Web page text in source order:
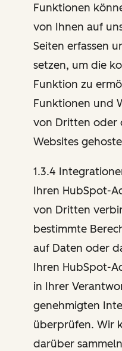
Funktionen
von Ihnen auf
Seiten erfassen
setzen, um die
Funktion zu
Funktionen und
von Dritten oder
Websites
1.3.4
Ihren HubSpot-
von Dritten
bestimmte
auf Daten oder
Ihren HubSpot-
in Ihrer
genehmigten
überprüfen. Wir
darüber